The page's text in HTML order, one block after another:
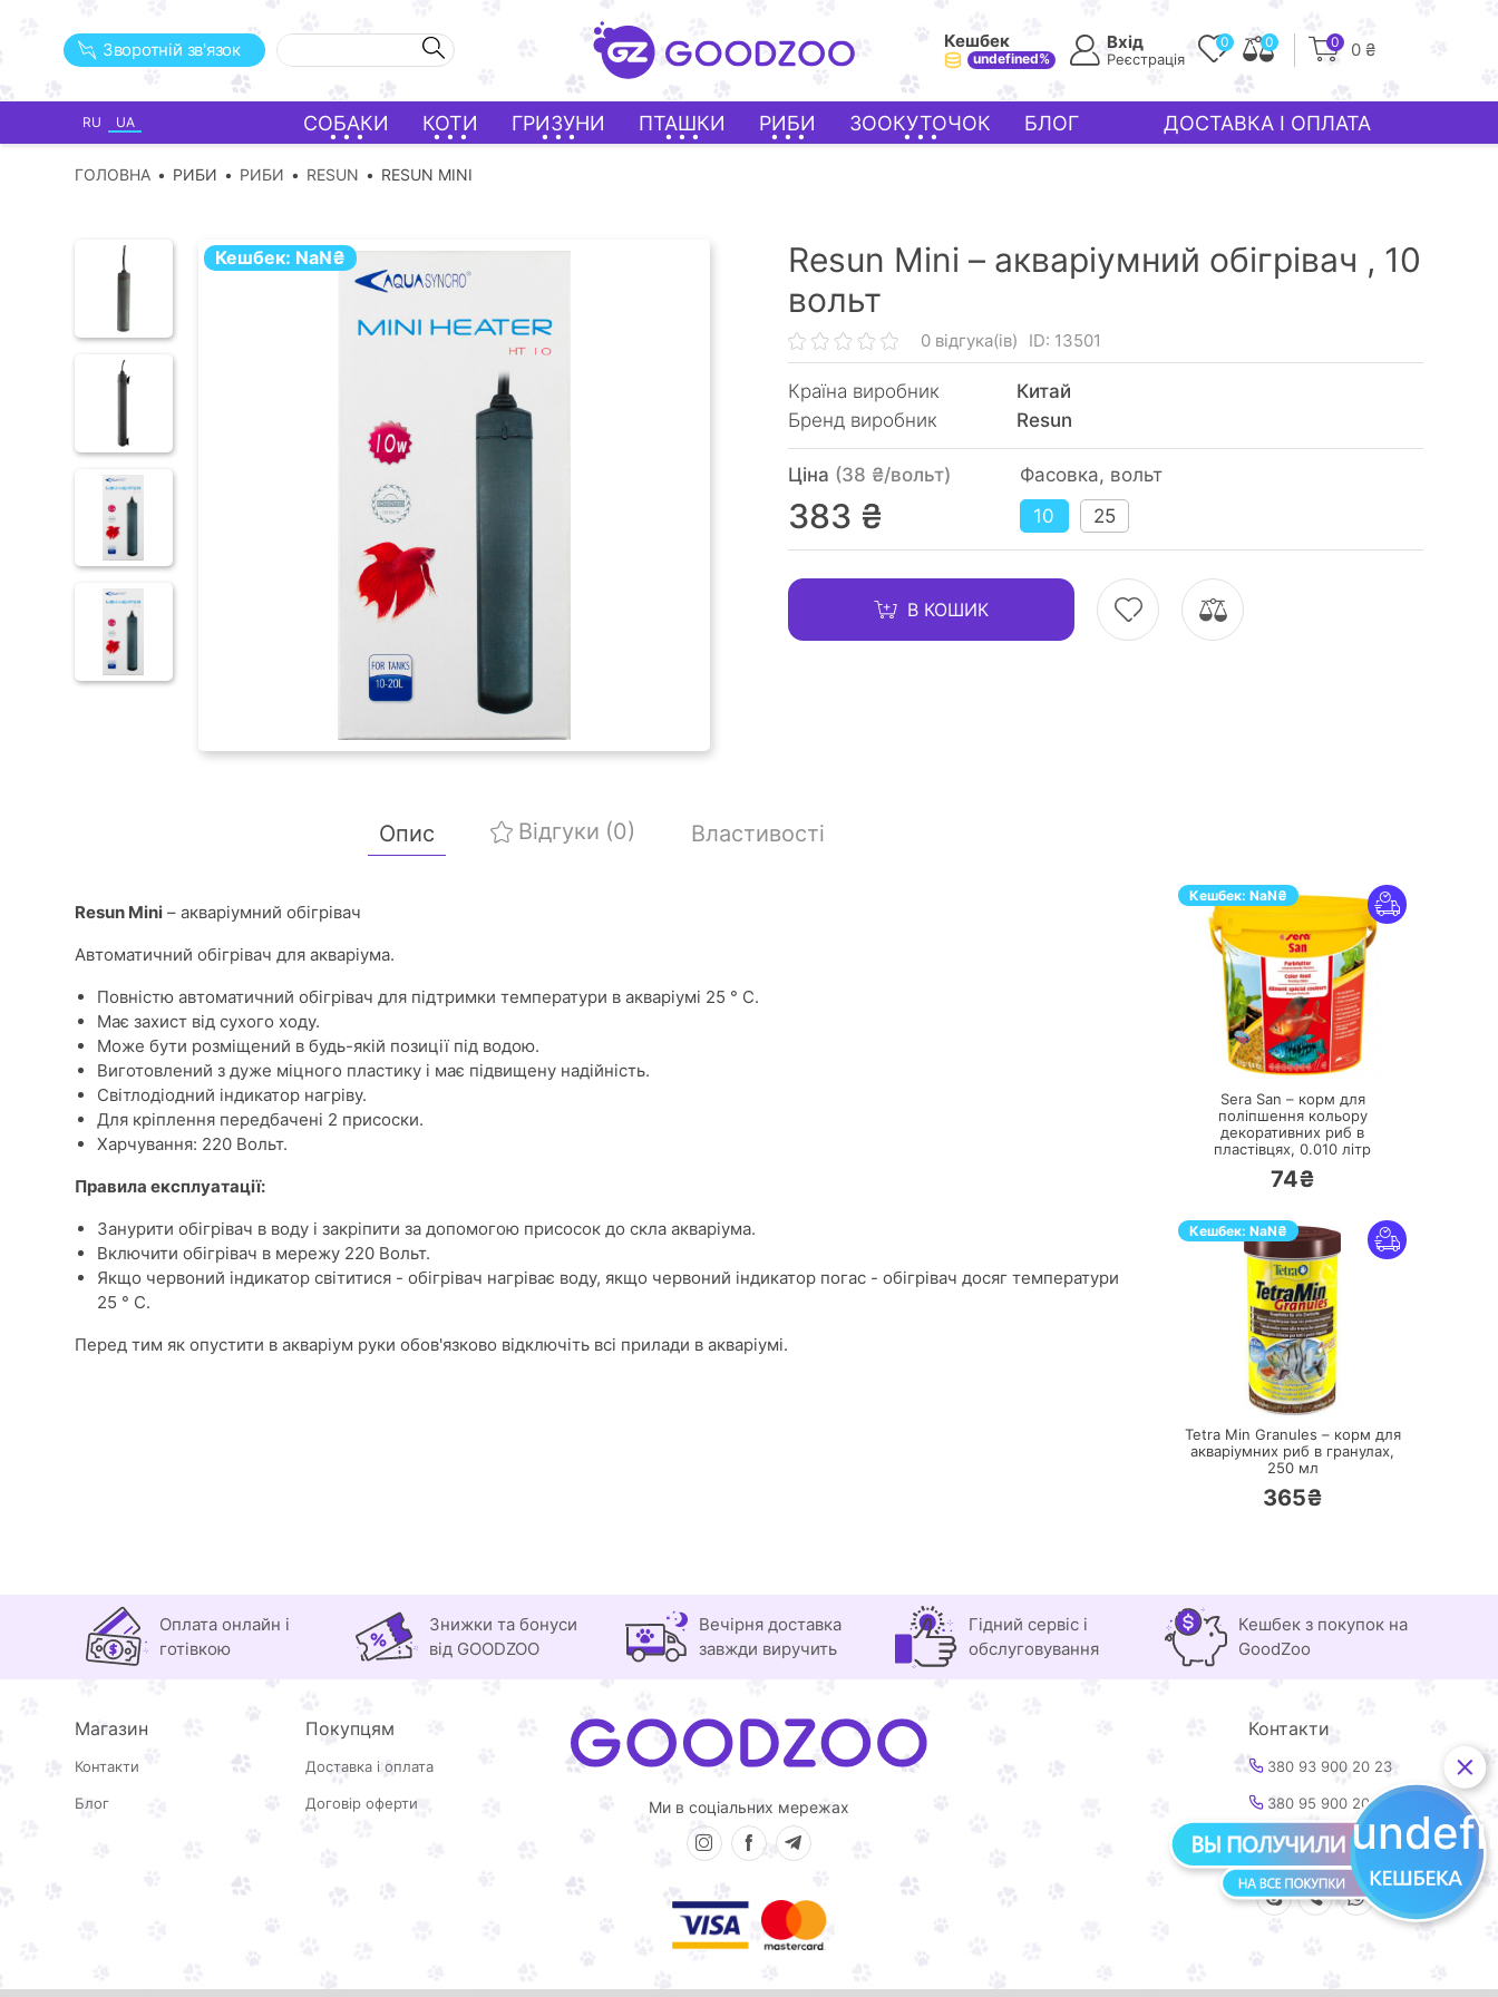
Зворотній зв'язок Кешбек
undefined%
Вхід
Реєстрація
0 0 0 0 ₴
RU UA СОБАКИ КОТИ ГРИЗУНИ ПТАШКИ РИБИ ЗООКУТОЧОК БЛОГ ДОСТАВКА І ОПЛАТА
ГОЛОВНА РИБИ РИБИ RESUN RESUN MINI
Кешбек: NaN₴ Resun Mini – акваріумний обігрівач , 10
вольт
0 відгука(ів) ID: 13501
Країна виробник
Китай
Бренд виробник
Resun
Ціна (38 ₴/вольт)
383 ₴
Фасовка, вольт
10
25
В КОШИК
Опис Відгуки (0) Властивості
Resun Mini – акваріумний обігрівач
Автоматичний обігрівач для акваріума.
Повністю автоматичний обігрівач для підтримки температури в акваріумі 25 ° C.
Має захист від сухого ходу.
Може бути розміщений в будь-якій позиції під водою.
Виготовлений з дуже міцного пластику і має підвищену надійність.
Світлодіодний індикатор нагріву.
Для кріплення передбачені 2 присоски.
Харчування: 220 Вольт.
Правила експлуатації:
Занурити обігрівач в воду і закріпити за допомогою присосок до скла акваріума.
Включити обігрівач в мережу 220 Вольт.
Якщо червоний індикатор світитися - обігрівач нагріває воду, якщо червоний індикатор погас - обігрівач досяг температури
25 ° C.
Перед тим як опустити в акваріум руки обов'язково відключіть всі прилади в акваріумі.
Кешбек: NaN₴
ПЕРЕЙТИ
Sera San – корм для
поліпшення кольору
декоративних риб в
пластівцях, 0.010 літр
74₴
Кешбек: NaN₴
ПЕРЕЙТИ
Tetra Min Granules – корм для
акваріумних риб в гранулах,
250 мл
365₴
Оплата онлайн і
готівкою
Знижки та бонуси
від GOODZOO
Вечірня доставка
завжди виручить
Гідний сервіс і
обслуговування
Кешбек з покупок на
GoodZoo
Магазин
Контакти
Блог
Покупцям
Доставка і оплата
Договір оферти Ми в соціальних мережах
Контакти
380 93 900 20 23
380 95 900 20 23
info@goodzoo.com.ua